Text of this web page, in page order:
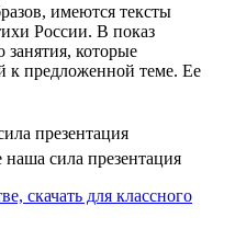
имеются тексты
России. В показ
которые
к предложенной теме. Ее
скачать для классного